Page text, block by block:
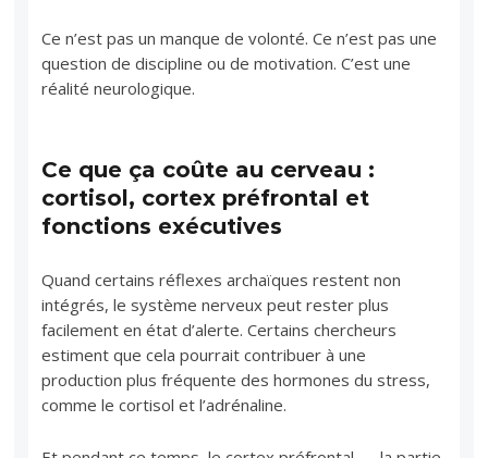
Ce n’est pas un manque de volonté. Ce n’est pas une
question de discipline ou de motivation. C’est une
réalité neurologique.
Ce que ça coûte au cerveau :
cortisol, cortex préfrontal et
fonctions exécutives
Quand certains réflexes archaïques restent non
intégrés, le système nerveux peut rester plus
facilement en état d’alerte. Certains chercheurs
estiment que cela pourrait contribuer à une
production plus fréquente des hormones du stress,
comme le cortisol et l’adrénaline.